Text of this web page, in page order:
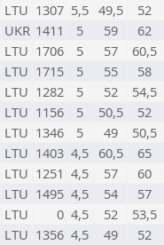
LTU 1307 5,5 49,5
52
UKR 1411 5 59
62
LTU 1706 5 57
60,5
LTU 1715 5 55
58
LTU 1282 5 52
54,5
LTU 1156 5 50,5
52
LTU 1346 5 49
50,5
LTU 1403 4,5 60,5
65
LTU 1251 4,5 57
60
LTU 1495 4,5 54
57
LTU 0 4,5 52
53,5
LTU 1356 4,5 49
52